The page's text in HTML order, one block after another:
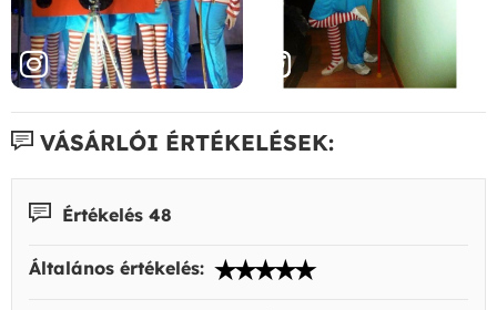
VÁSÁRLÓI ÉRTÉKELÉSEK:
Értékelés 48
Általános értékelés: